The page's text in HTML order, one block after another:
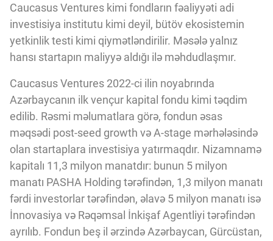
MƏXFİLİK SİYASƏTİ
Haqqımızda
Vizyoner Baxışı
Innovasiya Bələdçisi
Gələcəyin Təhlili
Podkastlar
Caucasus Ventures kimi fondların fəaliyyəti adi
investisiya institutu kimi deyil, bütöv ekosistemin
yetkinlik testi kimi qiymətləndirilir. Məsələ yalnız
hansı startapın maliyyə aldığı ilə məhdudlaşmır.
Caucasus Ventures 2022-ci ilin noyabrında
Azərbaycanın ilk vençur kapital fondu kimi təqdim
edilib. Rəsmi məlumatlara görə, fondun əsas
məqsədi post-seed growth və A-stage mərhələsində
olan startaplara investisiya yatırmaqdır. Nizamnamə
kapitalı 11,3 milyon manatdır: bunun 5 milyon
manatı PASHA Holding tərəfindən, 1,3 milyon manatı
fərdi investorlar tərəfindən, əlavə 5 milyon manatı isə
İnnovasiya və Rəqəmsal İnkişaf Agentliyi tərəfindən
ayrılıb. Fondun beş il ərzində Azərbaycan, Gürcüstan,